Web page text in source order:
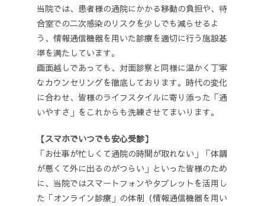
当院では、患者様の通院にかかる移動の負担や、待
合室での二次感染のリスクを少しでも減らせるよ
う、情報通信機器を用いた診療を適切に行う施設基
準を満たしています。
画面越しであっても、対面診察と同様に温かく丁寧
なカウンセリングを徹底しております。時代の変化
に合わせ、皆様のライフスタイルに寄り添った「通
いやすさ」をこれからも洗練させてまいります。
【スマホでいつでも安心受診】
「お仕事が忙しくて通院の時間が取れない」「体調
が悪くて外に出るのがつらい」といった皆様のため
に、当院ではスマートフォンやタブレットを活用し
た「オンライン診療」の体制（情報通信機器を用い